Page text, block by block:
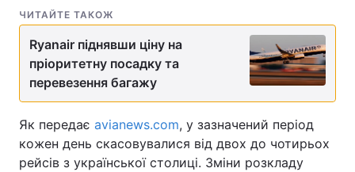
Україна
Економіка
Спорт
Зброя Інциденти
ЧИТАЙТЕ ТАКОЖ
Ryanair піднявши ціну на
пріоритетну посадку та
перевезення багажу
Як передає avianews.com, у зазначений період
кожен день скасовувалися від двох до чотирьох
рейсів з української столиці. Зміни розкладу